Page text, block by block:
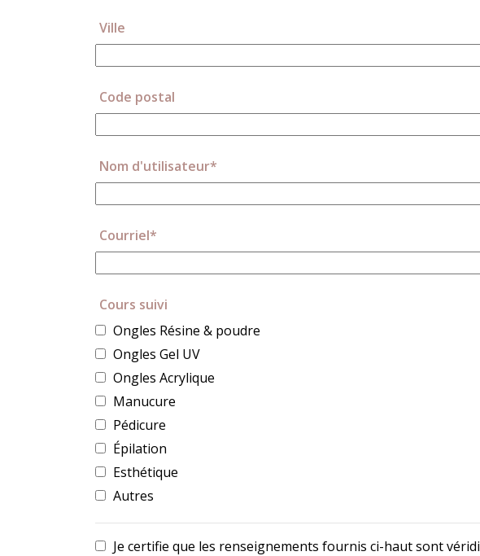
Ville
Code postal
Nom d'utilisateur*
Courriel*
Cours suivi
Ongles Résine & poudre
Ongles Gel UV
Ongles Acrylique
Manucure
Pédicure
Épilation
Esthétique
Autres
Je certifie que les renseignements fournis ci-haut sont